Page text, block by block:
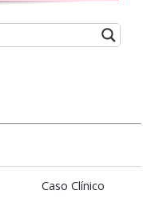
Caso Clínico